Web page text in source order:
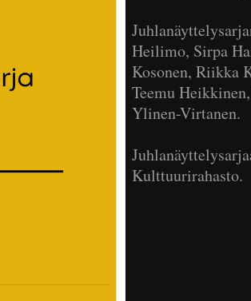
Heilimo, Sirpa
Kosonen, Riikka
Teemu
Ylinen-Virtanen.
Kulttuurirahasto.